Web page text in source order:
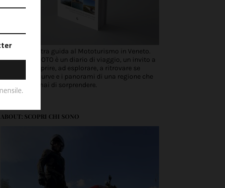
Scopri la nostra guida al Mototurismo in Veneto.
VENETO IN MOTO è un diario di viaggio, un invito a
partire, a scoprire, ad esplorare, a ritrovare se
stessi tra le curve e i panorami di una regione che
non smette mai di sorprendere.
ABOUT: SCOPRI CHI SONO